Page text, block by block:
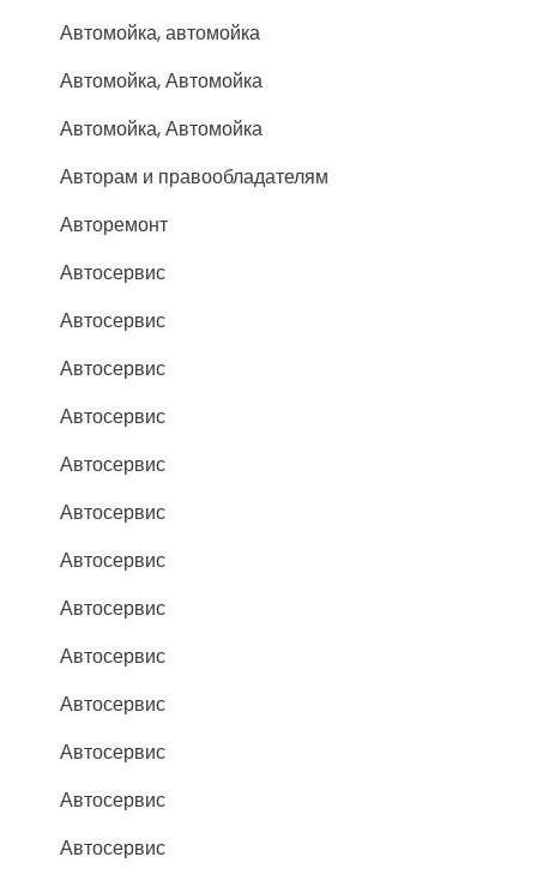
Автомойка, автомойка
Автомойка, Автомойка
Автомойка, Автомойка
Авторам и правообладателям
Авторемонт
Автосервис
Автосервис
Автосервис
Автосервис
Автосервис
Автосервис
Автосервис
Автосервис
Автосервис
Автосервис
Автосервис
Автосервис
Автосервис